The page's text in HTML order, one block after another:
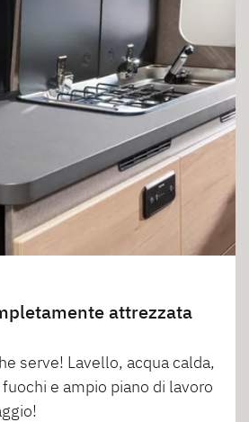
attrezzata
serve! Lavello, acqua calda,
e ampio piano di lavoro